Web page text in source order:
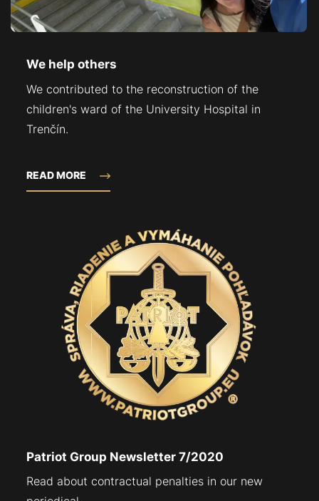
We help others
We contributed to the reconstruction of the
children's ward of the University Hospital in
Trenčín.
READ MORE
Patriot Group Newsletter 7/2020
Read about contractual penalties in our new